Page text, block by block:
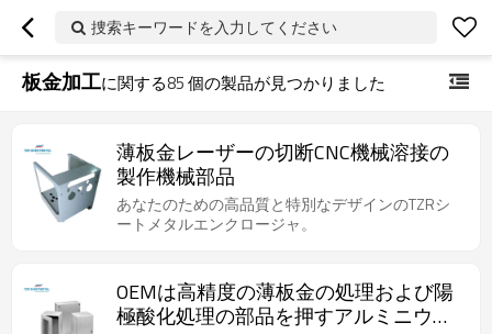
捜索キーワードを入力してください
板金加工に関する85個の製品が見つかりました
薄板金レーザーの切断CNC機械溶接の
製作機械部品
あなたのための高品質と特別なデザインのTZRシ
ートメタルエンクロージャ。
OEMは高精度の薄板金の処理および陽
極酸化処理の部品を押すアルミニウム